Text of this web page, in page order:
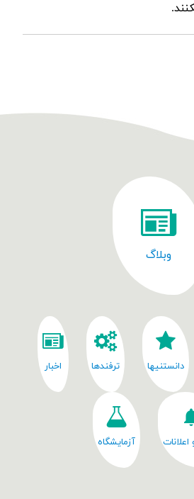
وبلاگ
دانستنیها ترفندها اخبار
اعلانات آزمایشگاه